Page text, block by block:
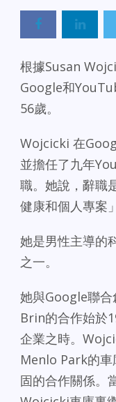
根據Susan
Google和
56歲。
Wojcicki 在
並擔任了九年
職。她說，辭職
健康和個人專案」
她是男性主導的
之一。
她與Google聯
Brin的合作始於
企業之時。
Menlo Park的車
固的合作關係。